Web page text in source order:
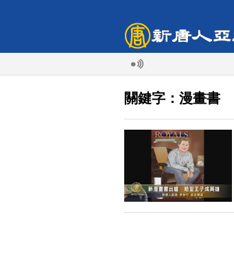
關鍵字：漫畫書